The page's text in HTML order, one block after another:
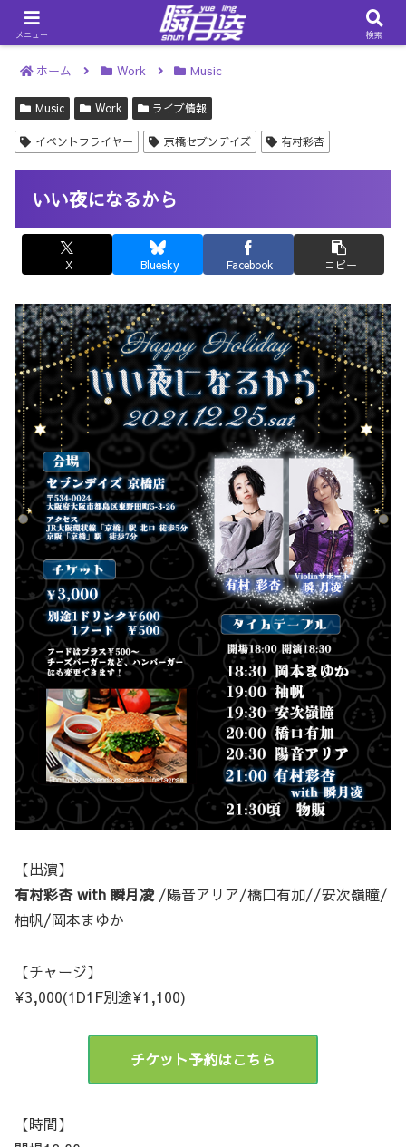
ホーム Work Music
Music Work ライブ情報
イベントフライヤー 京橋セブンデイズ 有村彩杏
いい夜になるから
X Bluesky Facebook コピー
【出演】
有村彩杏 with 瞬月凌 /陽音アリア/橋口有加//安次嶺瞳/
柚帆/岡本まゆか
【チャージ】
¥3,000(1D1F別途¥1,100)
チケット予約はこちら
【時間】
メニュー 検索